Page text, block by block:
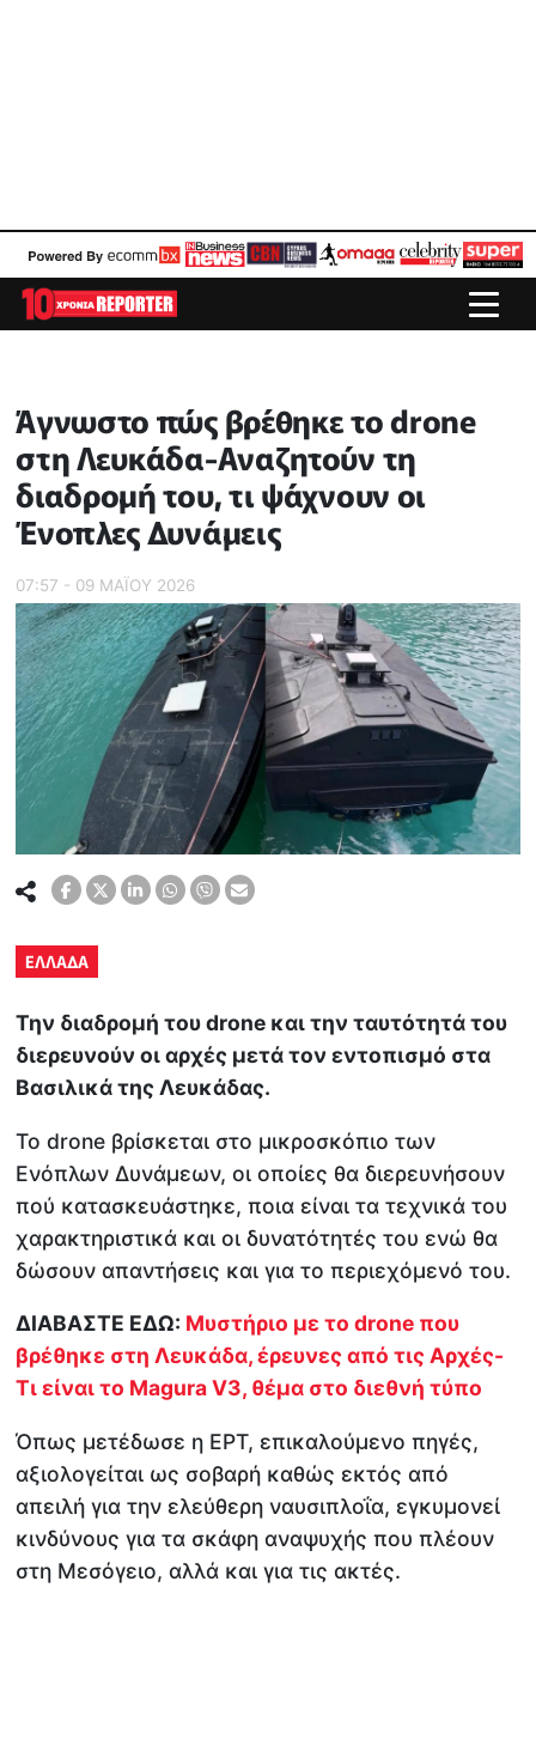
Άγνωστο πώς βρέθηκε το drone
στη Λευκάδα-Αναζητούν τη
διαδρομή του, τι ψάχνουν οι
Ένοπλες Δυνάμεις
07:57 - 09 ΜΑΪ́ΟΥ 2026
ΕΛΛΑΔΑ
Την διαδρομή του drone και την ταυτότητά του
διερευνούν οι αρχές μετά τον εντοπισμό στα
Βασιλικά της Λευκάδας.
Το drone βρίσκεται στο μικροσκόπιο των
Ενόπλων Δυνάμεων, οι οποίες θα διερευνήσουν
πού κατασκευάστηκε, ποια είναι τα τεχνικά του
χαρακτηριστικά και οι δυνατότητές του ενώ θα
δώσουν απαντήσεις και για το περιεχόμενό του.
ΔΙΑΒΑΣΤΕ ΕΔΩ: Μυστήριο με το drone που
βρέθηκε στη Λευκάδα, έρευνες από τις Αρχές-
Τι είναι το Magura V3, θέμα στο διεθνή τύπο
Όπως μετέδωσε η ΕΡΤ, επικαλούμενο πηγές,
αξιολογείται ως σοβαρή καθώς εκτός από
απειλή για την ελεύθερη ναυσιπλοΐα, εγκυμονεί
κινδύνους για τα σκάφη αναψυχής που πλέουν
στη Μεσόγειο, αλλά και για τις ακτές.